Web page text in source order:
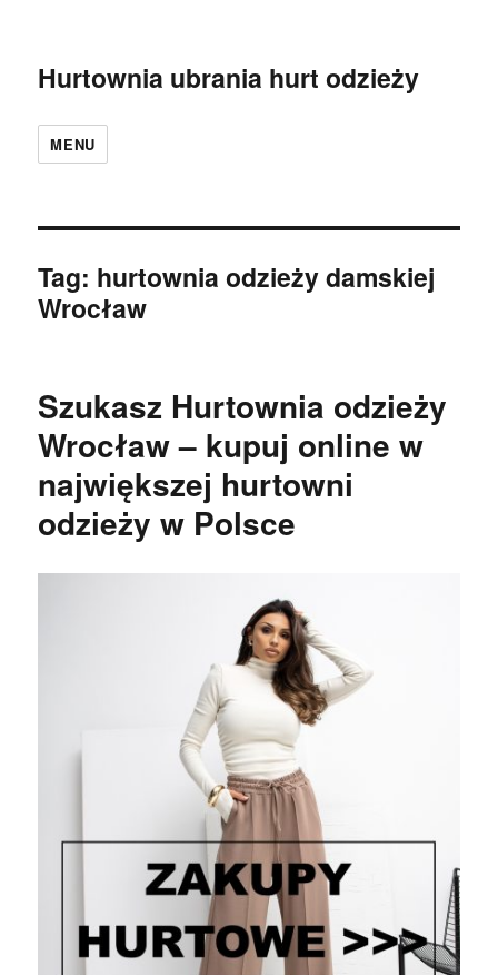
Hurtownia ubrania hurt odzieży
MENU
Tag: hurtownia odzieży damskiej
Wrocław
Szukasz Hurtownia odzieży
Wrocław – kupuj online w
największej hurtowni
odzieży w Polsce